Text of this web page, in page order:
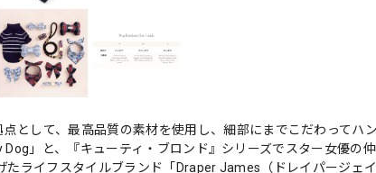
として、最高品質の素材を使用し、細部にまでこだわってハ
」と、『キューティ・ブロンド』シリーズでスター女優の
たライフスタイルブランド「Draper James（ドレイパージェ